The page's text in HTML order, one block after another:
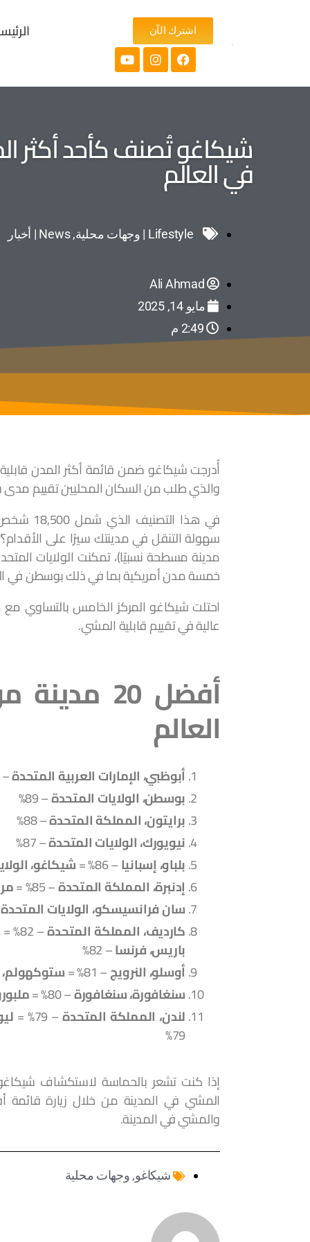
اشترك الآن
شيكاغو تُصنف كأحد أكثر
في العالم
Lifestyle | وجهات محلية ,News | أخبار
Ali Ahmad
مايو 14, 2025
2:49 م
أُدرجت شيكاغو ضمن قائمة أكثر المدن
والذي طلب من السكان المحليين تقييم
في
سهولة التنقل في مدينتك سيرًا على
مدينة مسطحة نسبيًا)، تمكنت الولايات
خمسة مدن أمريكية بما في ذلك بوسطن في
عالية في تقييم قابلية المشي.
أفضل 20
العالم
أبوظبي، الإمارات العربية المتحدة– 91%
بوسطن، الولايات المتحدة– 89%
برايتون، المملكة المتحدة– 88%
نيويورك، الولايات المتحدة– 87%
بلباو، إسبانيا– 86% = شيكاغو،
إدنبرة، المملكة المتحدة– 85% =
سان فرانسيسكو، الولايات المتحدة
كارديف، المملكة المتحدة– 82% =
باريس، فرنسا– 82%
أوسلو، النرويج– 81% =
سنغافورة، سنغافورة– 80% =
لندن، المملكة المتحدة– 79% =
79%
إذا كنت تشعر بالحماسة لاستكشاف
المشي في المدينة من خلال زيارة
والمشي في المدينة.
شيكاغو, وجهات محلية